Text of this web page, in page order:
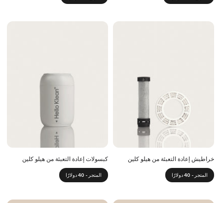
خراطيش إعادة التعبئة من هيلو كلين
المتجر - 40 دولارًا
كبسولات إعادة التعبئة من هيلو كلين
المتجر - 40 دولارًا